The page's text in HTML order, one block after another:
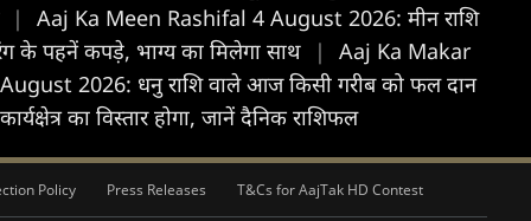
|
Aaj Ka Meen Rashifal 4 August 2026: मीन राशि
पहनें कपड़े, भाग्य का मिलेगा साथ |
Aaj Ka Makar
2026: धनु राशि वाले आज किसी गरीब को फल दान
का विस्तार होगा, जानें दैनिक राशिफल
Policy Press Releases T&Cs for AajTak HD Contest